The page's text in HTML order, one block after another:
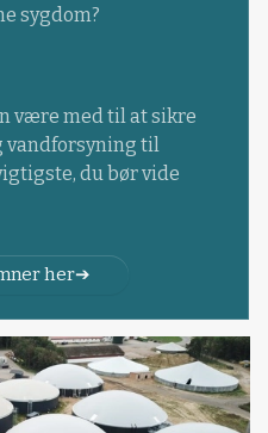
sygdom?
være med til at sikre
til
du bør vide
her